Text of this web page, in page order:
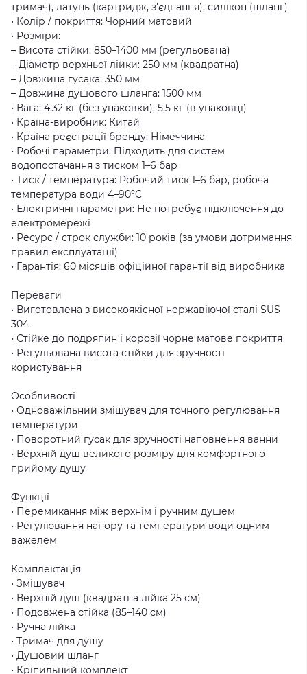
тримач), латунь (картридж, з'єднання), силікон (шланг)
• Колір / покриття: Чорний матовий
• Розміри:
– Висота стійки: 850–1400 мм (регульована)
– Діаметр верхньої лійки: 250 мм (квадратна)
– Довжина гусака: 350 мм
– Довжина душового шланга: 1500 мм
• Вага: 4,32 кг (без упаковки), 5,5 кг (в упаковці)
• Країна-виробник: Китай
• Країна реєстрації бренду: Німеччина
• Робочі параметри: Підходить для систем
водопостачання з тиском 1–6 бар
• Тиск / температура: Робочий тиск 1–6 бар, робоча
температура води 4–90°C
• Електричні параметри: Не потребує підключення до
електромережі
• Ресурс / строк служби: 10 років (за умови дотримання
правил експлуатації)
• Гарантія: 60 місяців офіційної гарантії від виробника
Переваги
• Виготовлена з високоякісної нержавіючої сталі SUS
304
• Стійке до подряпин і корозії чорне матове покриття
• Регульована висота стійки для зручності
користування
Особливості
• Одноважільний змішувач для точного регулювання
температури
• Поворотний гусак для зручності наповнення ванни
• Верхній душ великого розміру для комфортного
прийому душу
Функції
• Перемикання між верхнім і ручним душем
• Регулювання напору та температури води одним
важелем
Комплектація
• Змішувач
• Верхній душ (квадратна лійка 25 см)
• Подовжена стійка (85–140 см)
• Ручна лійка
• Тримач для душу
• Душовий шланг
• Кріпильний комплект